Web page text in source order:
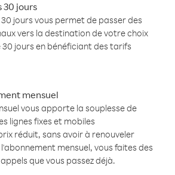
jours
jours vous permet de passer des
vers la destination de votre choix
30 jours en bénéficiant des tarifs
mensuel
vous apporte la souplesse de
lignes fixes et mobiles
réduit, sans avoir à renouveler
mensuel, vous faites des
que vous passez déjà.